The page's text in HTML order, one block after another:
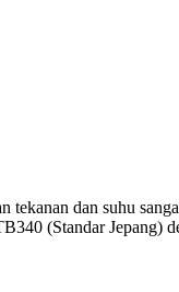
dan suhu
(Standar Jepang)